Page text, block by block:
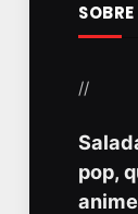
//
pop,